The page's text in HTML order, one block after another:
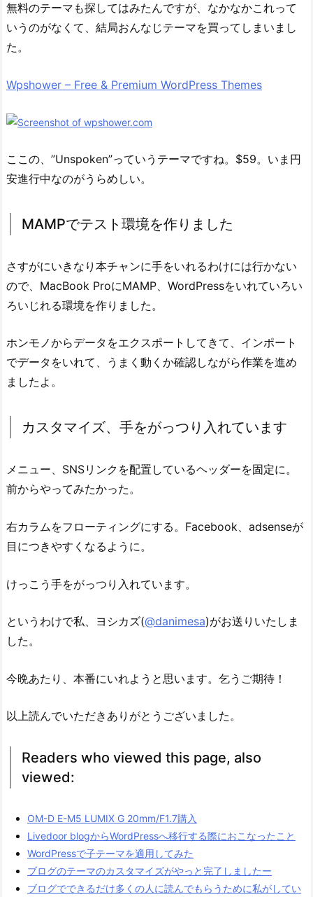
無料のテーマも探してはみたんですが、なかなかこれって
いうのがなくて、結局おんなじテーマを買ってしまいまし
た。
Wpshower – Free & Premium WordPress Themes
ここの、”Unspoken”っていうテーマですね。$59。いま円
安進行中なのがうらめしい。
MAMPでテスト環境を作りました
さすがにいきなり本チャンに手をいれるわけには行かない
ので、MacBook ProにMAMP、WordPressをいれていろい
ろいじれる環境を作りました。
ホンモノからデータをエクスポートしてきて、インポート
でデータをいれて、うまく動くか確認しながら作業を進め
ましたよ。
カスタマイズ、手をがっつり入れています
メニュー、SNSリンクを配置しているヘッダーを固定に。
前からやってみたかった。
右カラムをフローティングにする。Facebook、adsenseが
目につきやすくなるように。
けっこう手をがっつり入れています。
というわけで私、ヨシカズ(@danimesa)がお送りいたしま
した。
今晩あたり、本番にいれようと思います。乞うご期待！
以上読んでいただきありがとうございました。
Readers who viewed this page, also
viewed:
OM-D E-M5 LUMIX G 20mm/F1.7購入
Livedoor blogからWordPressへ移行する際におこなったこと
WordPressで子テーマを適用してみた
ブログのテーマのカスタマイズがやっと完了しましたー
ブログでできるだけ多くの人に読んでもらうために私がしてい